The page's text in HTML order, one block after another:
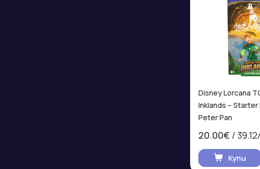
Disney Lorcana
Inklands –
Peter Pan
20.00€ /
Купи